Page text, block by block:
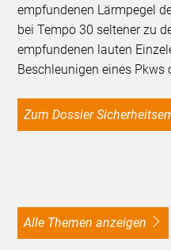
empfundenen Lärmpegel
bei Tempo 30 seltener zu
empfundenen lauten
Beschleunigen eines Pkws
Zum Dossier
alle Themen anzeigen